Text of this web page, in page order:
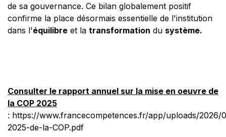
de sa gouvernance. Ce bilan globalement positif
confirme la place désormais essentielle de l'institution
dans l'équilibre et la transformation du système.
Consulter le rapport annuel sur la mise en oeuvre de
la COP 2025
: https://www.francecompetences.fr/app/uploads/2026/
2025-de-la-COP.pdf